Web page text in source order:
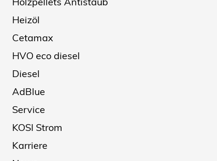
Heizöl
Cetamax
HVO eco diesel
Diesel
AdBlue
Service
KOSI Strom
Karriere